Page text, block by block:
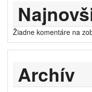
Žiadne komentáre na
Archív